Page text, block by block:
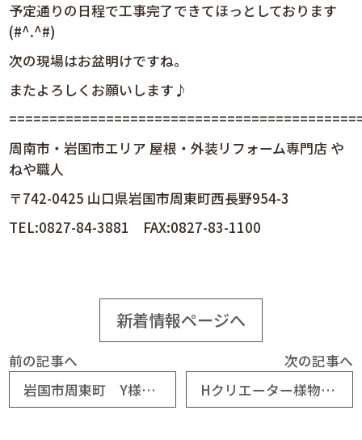
予定通りの日程で工事完了できてほっとしております
(#^.^#)
次の現場はお盆明けですね。
またよろしくお願いします♪
周南市・岩国市エリア 屋根・外装リフォーム専門店 や
ねや職人
〒742-0425 山口県岩国市周東町西長野954-3
TEL:0827-84-3881 FAX:0827-83-1100
新着情報ページへ
前の記事へ
岩国市周東町 Y様邸防災棟巻き替え工事
次の記事へ
Hクリエーター様物件 O様邸棟巻き替え工事